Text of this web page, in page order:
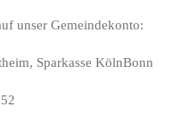
unser Gemeindekonto:
Sparkasse KölnBonn